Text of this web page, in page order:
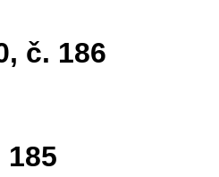
č. 186
185